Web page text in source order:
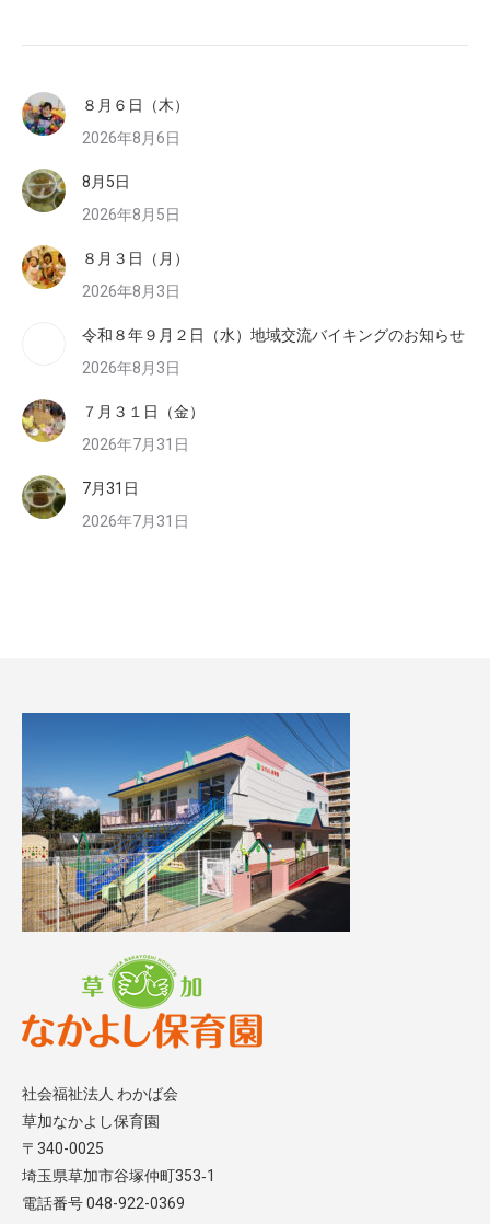
８月６日（木）
2026年8月6日
8月5日
2026年8月5日
８月３日（月）
2026年8月3日
令和８年９月２日（水）地域交流バイキングのお知らせ
2026年8月3日
７月３１日（金）
2026年7月31日
7月31日
2026年7月31日
社会福祉法人 わかば会
草加なかよし保育園
〒340-0025
埼玉県草加市谷塚仲町353‐1
電話番号 048-922-0369